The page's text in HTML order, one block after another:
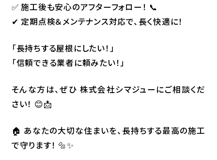
✅ 施工後も安心のアフターフォロー！ 📞
✔ 定期点検＆メンテナンス対応で、長く快適に！
「長持ちする屋根にしたい！」
「信頼できる業者に頼みたい！」
そんな方は、ぜひ 株式会社シマジューにご相談くだ
さい！ 😊📩
🏠 あなたの大切な住まいを、長持ちする最高の施工
で守ります！ 🔩✨